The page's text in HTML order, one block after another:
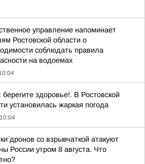
управление напоминает
Ростовской области о
соблюдать правила
на водоемах
здоровье!. В Ростовской
установилась жаркая погода
10:04
дронов со взрывчаткой атакуют
России утром 8 августа. Что